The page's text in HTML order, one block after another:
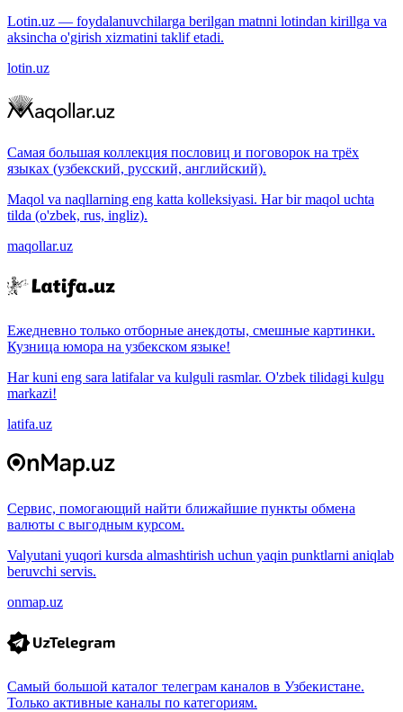
Lotin.uz — foydalanuvchilarga berilgan matnni lotindan kirillga va
aksincha o'girish xizmatini taklif etadi.
lotin.uz
Самая большая коллекция пословиц и поговорок на трёх
языках (узбекский, русский, английский).
Maqol va naqllarning eng katta kolleksiyasi. Har bir maqol uchta
tilda (o'zbek, rus, ingliz).
maqollar.uz
Ежедневно только отборные анекдоты, смешные картинки.
Кузница юмора на узбекском языке!
Har kuni eng sara latifalar va kulguli rasmlar. O'zbek tilidagi kulgu
markazi!
latifa.uz
Сервис, помогающий найти ближайшие пункты обмена
валюты с выгодным курсом.
Valyutani yuqori kursda almashtirish uchun yaqin punktlarni aniqlab
beruvchi servis.
onmap.uz
Самый большой каталог телеграм каналов в Узбекистане.
Только активные каналы по категориям.